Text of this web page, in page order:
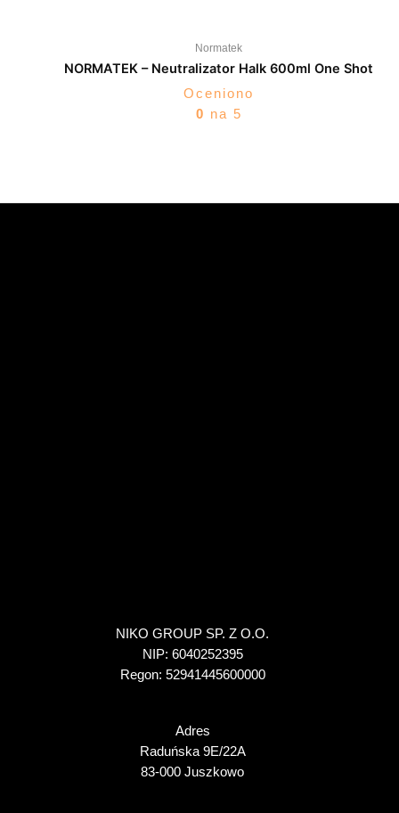
Normatek
NORMATEK – Neutralizator Halk 600ml One Shot
Oceniono
0 na 5
NIKO GROUP SP. Z O.O.
NIP: 6040252395
Regon: 52941445600000
Adres
Raduńska 9E/22A
83-000 Juszkowo